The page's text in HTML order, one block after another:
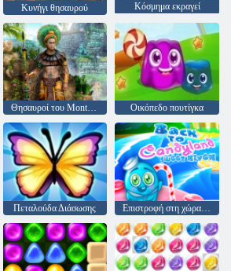
Κυνήγι θησαυρού Κόσμημα εκραγεί
Θησαυροί του Montezuma 2 Οικόπεδο πουτίγκα
Πεταλούδα Διάσωσης